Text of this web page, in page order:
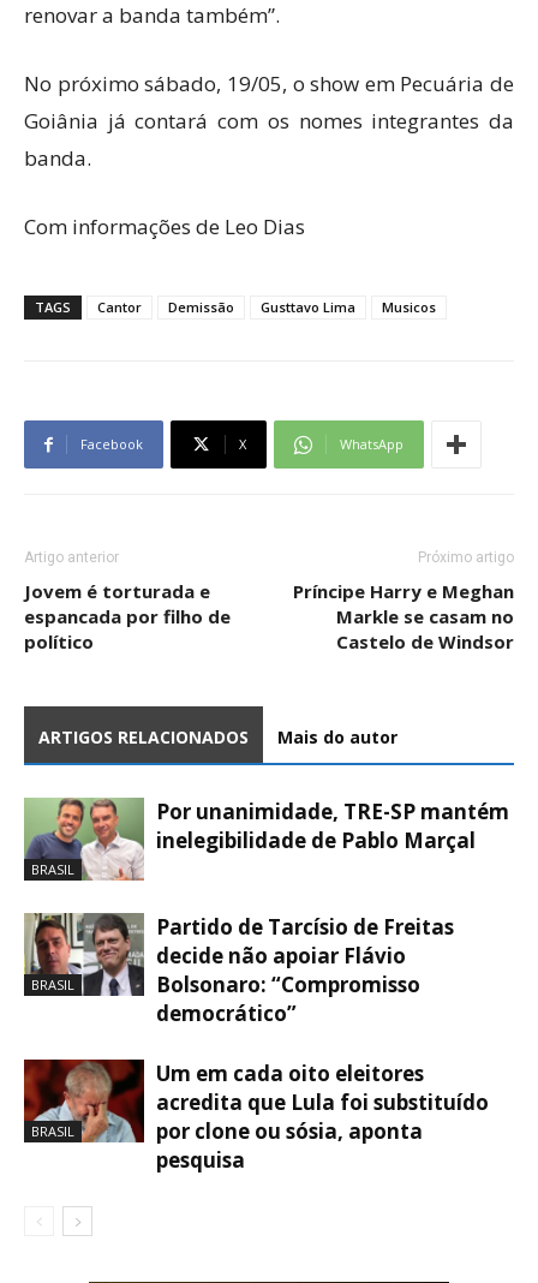
renovar a banda também”.
No próximo sábado, 19/05, o show em Pecuária de
Goiânia já contará com os nomes integrantes da
banda.
Com informações de Leo Dias
TAGS Cantor Demissão Gusttavo Lima Musicos
Facebook X WhatsApp
Artigo anterior
Jovem é torturada e
espancada por filho de
político
Próximo artigo
Príncipe Harry e Meghan
Markle se casam no
Castelo de Windsor
ARTIGOS RELACIONADOS Mais do autor
BRASIL
Por unanimidade, TRE-SP mantém
inelegibilidade de Pablo Marçal
BRASIL
Partido de Tarcísio de Freitas
decide não apoiar Flávio
Bolsonaro: “Compromisso
democrático”
BRASIL
Um em cada oito eleitores
acredita que Lula foi substituído
por clone ou sósia, aponta
pesquisa